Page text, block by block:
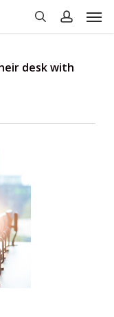
desk with